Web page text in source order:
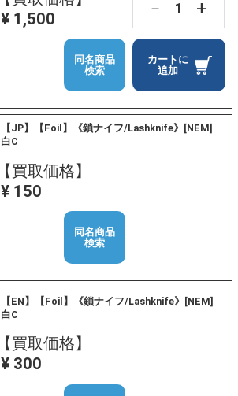
¥ 1,500
－ +
カートに
追加
同名商品
検索
【JP】【Foil】《鎖ナイフ/Lashknife》[NEM]
白C
【買取価格】
¥ 150
同名商品
検索
【EN】【Foil】《鎖ナイフ/Lashknife》[NEM]
白C
【買取価格】
¥ 300